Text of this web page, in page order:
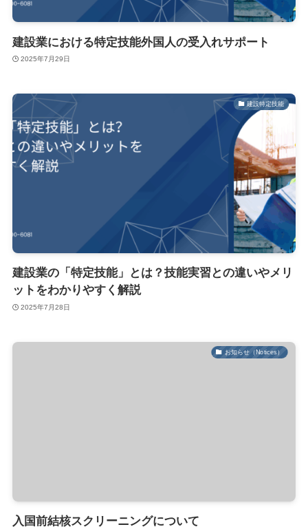
建設業における特定技能外国人の受入れサポート
2025年7月29日
建設特定技能
建設業の「特定技能」とは？技能実習との違いやメリ
ットをわかりやすく解説
2025年7月28日
お知らせ（Notices）
入国前結核スクリーニングについて